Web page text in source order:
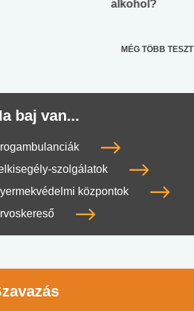
alkohol?
MÉG TÖBB TESZT
baj van...
szolgálatok
központok